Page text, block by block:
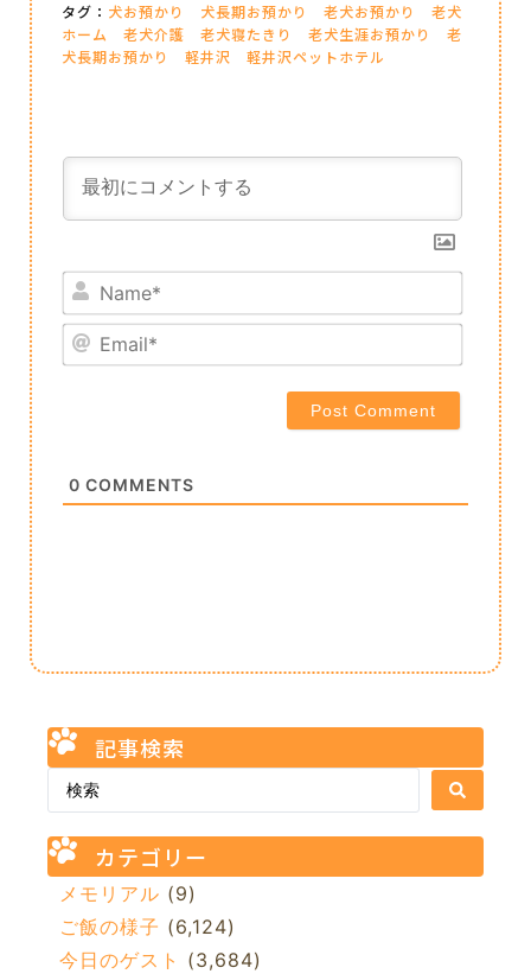
タグ： 犬お預かり 犬長期お預かり 老犬お預かり
老犬
ホーム
老犬介護 老犬寝たきり 老犬生涯お預かり
老
犬長期お預かり
軽井沢 軽井沢ペットホテル
Name*
Email*
0 COMMENTS
記事検索
カテゴリー
メモリアル (9)
ご飯の様子 (6,124)
今日のゲスト (3,684)